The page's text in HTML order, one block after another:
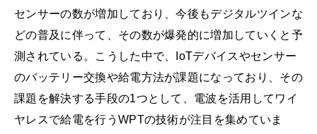
センサーの数が増加しており、今後もデジタルツインな
どの普及に伴って、その数が爆発的に増加していくと予
測されている。こうした中で、IoTデバイスやセンサー
のバッテリー交換や給電方法が課題になっており、その
課題を解決する手段の1つとして、電波を活用してワイ
ヤレスで給電を行うWPTの技術が注目を集めていま